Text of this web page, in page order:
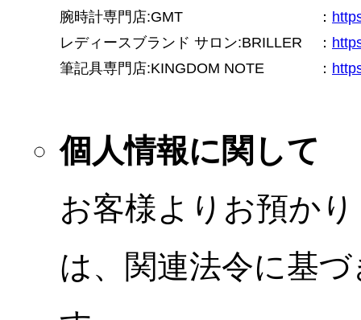
腕時計専門店:GMT
：
レディースブランド サロン:BRILLER
：
筆記具専門店:KINGDOM NOTE
：
個人情報に関して
お客様よりお預か
は、関連法令に基